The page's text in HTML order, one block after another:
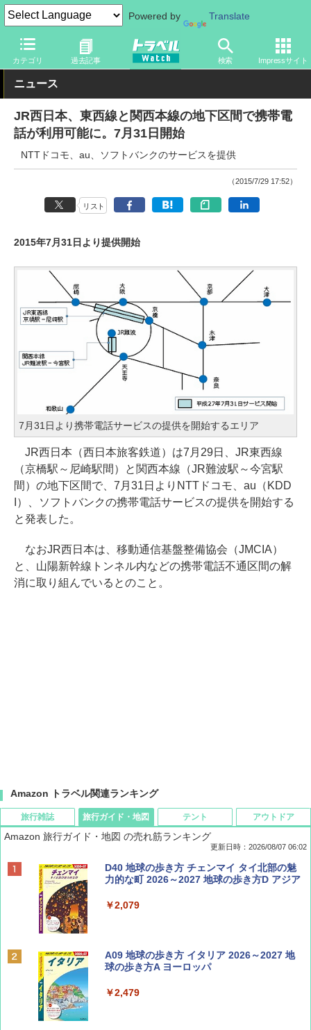
Powered by Translate
カテゴリ 過去記事 検索 Impressサイト
トラベル Watch 企業・政府・官庁 鉄道 JR
ニュース
JR西日本、東西線と関西本線の地下区間で携帯電
話が利用可能に。7月31日開始
NTTドコモ、au、ソフトバンクのサービスを提供
（2015/7/29 17:52）
リスト
2015年7月31日より提供開始
7月31日より携帯電話サービスの提供を開始するエリア
JR西日本（西日本旅客鉄道）は7月29日、JR東西線
（京橋駅～尼崎駅間）と関西本線（JR難波駅～今宮駅
間）の地下区間で、7月31日よりNTTドコモ、au（KDD
I）、ソフトバンクの携帯電話サービスの提供を開始する
と発表した。
なおJR西日本は、移動通信基盤整備協会（JMCIA）
と、山陽新幹線トンネル内などの携帯電話不通区間の解
消に取り組んでいるとのこと。
Amazon トラベル関連ランキング
旅行雑誌
ディズニーファン ２０２６年 ９月号 [雑
誌] (ＤＩＳＮＥＹ ＦＡＮ)
￥713
BE-PAL(ビ-パル) 2026年 9 月号【特別付録:
SOTO ミニマル"旅"財布 ランダム2種】
￥1,500
旅行ガイド・地図
Amazon 旅行ガイド・地図 の売れ筋ランキング
更新日時：2026/08/07 06:02
D40 地球の歩き方 チェンマイ タイ北部の魅
力的な町 2026～2027 地球の歩き方D アジア
￥2,079
A09 地球の歩き方 イタリア 2026～2027 地
球の歩き方A ヨーロッパ
￥2,479
テント アウトドア